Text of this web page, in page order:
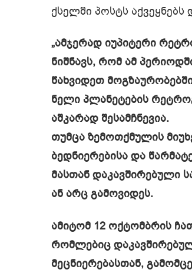
ქსელში პოსტს
„ამჯერად იუპიტერი
ნიშნავს, რომ ამ
წახვიდეთ
ნელი პლანეტების
აშკარად შესამჩნევია.
თუმცა ზემოთქმულის
ბედნიერებისა და
მასთან დაკავშირებული
ან არც გამოვიდეს.
ამიტომ 12 ოქტომბრის
რომლებიც
მეცნიერებასთან,